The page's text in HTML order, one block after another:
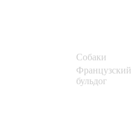
Собаки
Французский
бульдог